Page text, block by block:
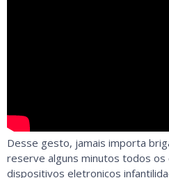
Desse gesto, jamais importa
reserve alguns minutos todos
dispositivos eletronicos